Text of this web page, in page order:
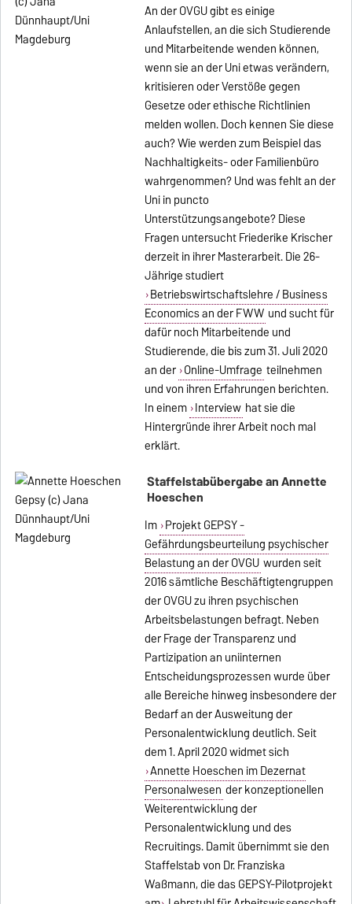
An der OVGU gibt es einige
Anlaufstellen, an die sich Studierende
und Mitarbeitende wenden können,
wenn sie an der Uni etwas verändern,
kritisieren oder Verstöße gegen
Gesetze oder ethische Richtlinien
melden wollen. Doch kennen Sie diese
auch? Wie werden zum Beispiel das
Nachhaltigkeits- oder Familienbüro
wahrgenommen? Und was fehlt an der
Uni in puncto
Unterstützungsangebote? Diese
Fragen untersucht Friederike Krischer
derzeit in ihrer Masterarbeit. Die 26-
Jährige studiert
Betriebswirtschaftslehre / Business
Economics an der FWW und sucht für
dafür noch Mitarbeitende und
Studierende, die bis zum 31. Juli 2020
an der Online-Umfrage teilnehmen
und von ihren Erfahrungen berichten.
In einem Interview hat sie die
Hintergründe ihrer Arbeit noch mal
erklärt.
Staffelstabübergabe an Annette
Hoeschen
Im Projekt GEPSY -
Gefährdungsbeurteilung psychischer
Belastung an der OVGU wurden seit
2016 sämtliche Beschäftigtengruppen
der OVGU zu ihren psychischen
Arbeitsbelastungen befragt. Neben
der Frage der Transparenz und
Partizipation an uniinternen
Entscheidungsprozessen wurde über
alle Bereiche hinweg insbesondere der
Bedarf an der Ausweitung der
Personalentwicklung deutlich. Seit
dem 1. April 2020 widmet sich
Annette Hoeschen im Dezernat
Personalwesen der konzeptionellen
Weiterentwicklung der
Personalentwicklung und des
Recruitings. Damit übernimmt sie den
Staffelstab von Dr. Franziska
Waßmann, die das GEPSY-Pilotprojekt